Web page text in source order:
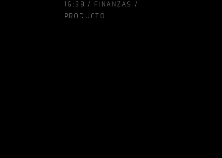
16:38 / FINANZAS /
PRODUCTO